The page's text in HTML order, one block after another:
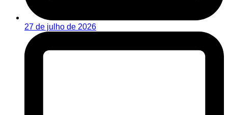
27 de julho de 2026